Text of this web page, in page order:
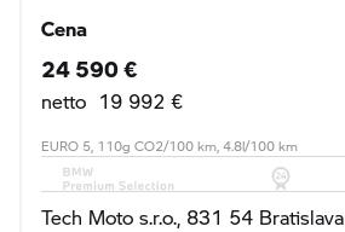
Cena
24 590 €
netto 19 992 €
EURO 5, 110g CO2/100 km, 4.8l/100 km
Tech Moto s.r.o., 831 54 Bratislava